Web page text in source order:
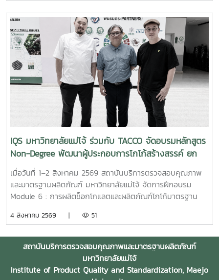
เขียว การนำจุลินทรีย์มาใช้เพื่อช่วยเพิ่มความอุดมสมบูรณ์ของ
ดิน บำรุงสนามหญ้า ไม้ดอก ไม้ประดับ และสวนหย่อม ตลอดจน
ส่งเสริมการดูแลพืชด้วยชีววิธี ซึ่งช่วยลดการพึ่งพาสารเคมีและ
สนับสนุนการดูแลพื้นที่สีเขียวอย่างเป็นมิตรต่อสิ่งแวดล้อมด้าน
การจัดการของเสียและทรัพยากรภายในสถานประกอบการ การใช้
จุลินทรีย์เป็นหัวเชื้อเร่งการย่อยสลายเศษใบไม้ กิ่งไม้ และวัสดุ
อินทรีย์ เพื่อนำมาผลิตเป็นปุ๋ยหมักและหมุนเวียนกลับมาใช้บำรุง
พื้นที่สีเขียวภายในโรงแรม เป็นการลดปริมาณของเสียและส่ง
เสริมการใช้ทรัพยากรอย่างคุ้มค่า โดยคุณสมบัติดังกล่าว
สอดคล้องกับข้อมูลผลิตภัณฑ์ MMO สูตรสำหรับบำรุงดินและเร่ง
การทำปุ๋ยหมักของมหาวิทยาลัยแม่โจ้ ด้านสุขอนามัยและระบบ
บำบัดของเสีย การประยุกต์ใช้จุลินทรีย์เพื่อช่วยลดกลิ่นไม่พึง
ประสงค์ บำบัดน้ำเสีย และย่อยสลายสารอินทรีย์บริเวณห้องครัว
ห้องน้ำ ท่อระบายน้ำ บ่อพักน้ำเสีย ถังเกรอะ และถังซึม ซึ่งเหมาะ
สำหรับอาคาร ร้านอาหาร และธุรกิจโรงแรม โดยผลิตภัณฑ์ MMO
สูตร 3 ได้รับการพัฒนาสำหรับการกำจัดกลิ่นและบำบัดน้ำเสียโดย
บริการและการสนับสนุนผลิตภัณฑ์สำหรับกลุ่มธุรกิจโรงแรม
พร้อมนำเสนอเงื่อนไขราคาพิเศษ ตลอดจนความพร้อมของทีมผู้
เชี่ยวชาญในการให้คำปรึกษา บรรยาย และสาธิตวิธีการใช้งานใน
พื้นที่จริง เพื่อให้บุคลากรของสถานประกอบการสามารถเลือกใช้
ผลิตภัณฑ์ได้อย่างถูกต้อง ปลอดภัย และเกิดประสิทธิภาพสูงสุด
การลงพื้นที่ดังกล่าวเป็นส่วนหนึ่งของภารกิจการถ่ายทอดองค์
ไปประยุกต์ใช้ให้เกิดประโยชน์ต่อภาคการเกษตรอย่างเหมาะสมและ
ยั่งยืน การหารือครั้งนี้ครอบคลุมประเด็นสำคัญ ได้แก่ ความเป็น
ไปได้ในการจัดทำโครงการวิจัย แนวทางการนำเข้าตัวอย่างปุ๋ย
สำหรับการศึกษาและทดสอบ ตลอดจนการดำเนินงานให้
สอดคล้องกับกฎหมาย ระเบียบ และหลักเกณฑ์ที่เกี่ยวข้องของ
ประเทศไทย สำหรับการนำเข้าปุ๋ยหรือตัวอย่างปุ๋ยเพื่อใช้ในการวิจัย
และการวิเคราะห์ จะต้องมีวัตถุประสงค์ที่ชัดเจน และดำเนินการ
ตามขั้นตอนการขออนุญาต รวมถึงหลักเกณฑ์และเงื่อนไขที่กรม
วิชาการเกษตรกำหนด เพื่อให้การดำเนินงานเป็นไปอย่างถูกต้อง
โปร่งใส และสามารถตรวจสอบได้ ในด้านการดำเนินงาน
มหาวิทยาลัยแม่โจ้อาจทำหน้าที่เป็นหน่วยงานเจ้าภาพของ
โครงการวิจัย โดยสถาบันบริการตรวจสอบคุณภาพและมาตรฐาน
ผลิตภัณฑ์รับผิดชอบด้านการตรวจวิเคราะห์คุณภาพและ
มาตรฐานของผลิตภัณฑ์ พร้อมบูรณาการความร่วมมือกับคณะ
หรือหน่วยงานที่มีความเชี่ยวชาญด้านปฐพีศาสตร์ พืชศาสตร์
และเทคโนโลยีการผลิตพืช เพื่อร่วมกันออกแบบการทดลอง
ระบบ ทั้งนี้ แนวทางความร่วมมือดังกล่าวอาจดำเนินการร่วมกับ
งานภาครัฐและหน่วยงานที่เกี่ยวข้อง เพื่อให้การวิจัยมีความครบ
ถ้วนตามหลักวิชาการ และสามารถนำผลการศึกษาไปต่อยอดทั้งใน
เชิงวิชาการ เชิงนวัตกรรม และเชิงพาณิชย์ในอนาคต อันจะนำไป
สู่การพัฒนาเทคโนโลยีและนวัตกรรมด้านปุ๋ยที่ตอบโจทย์ภาค
IQS มหาวิทยาลัยแม่โจ้ ร่วมกับ TACCO จัดอบรมหลักสูตร
Non-Degree พัฒนาผู้ประกอบการโกโก้สร้างสรรค์ ยก
ระดับการแปรรูปช็อกโกแลตไทยสู่มาตรฐานสากล
เมื่อวันที่ 1–2 สิงหาคม 2569 สถาบันบริการตรวจสอบคุณภาพ
และมาตรฐานผลิตภัณฑ์ มหาวิทยาลัยแม่โจ้ จัดการฝึกอบรม
Module 6 : การผลิตช็อกโกแลตและผลิตภัณฑ์โกโก้มาตรฐาน
ประกาศนียบัตร (Non-Degree) "ผู้ประกอบการโกโก้สร้างสรรค์
Cocoa Entrepreneur and High-Value Processing
Technologist for Global Markets)" ณ อาคารเฉลิมพระเกียรติ
สมเด็จพระเทพรัตนราชสุดา ชั้น 2 สถาบันบริการตรวจสอบ
4 สิงหาคม 2569 | 51
สถาบันบริการตรวจสอบคุณภาพและมาตรฐานผลิตภัณฑ์
มหาวิทยาลัยแม่โจ้
Institute of Product Quality and Standardization, Maejo